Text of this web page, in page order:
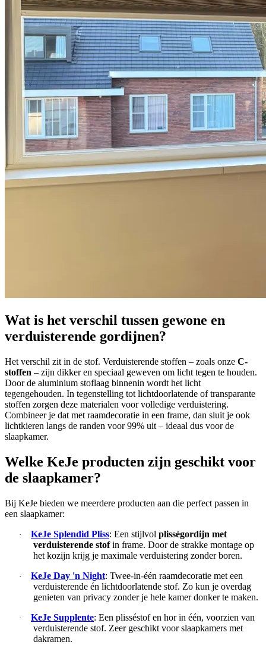
Wat is het verschil tussen gewone en
verduisterende gordijnen?
Het verschil zit in de stof. Verduisterende stoffen – zoals onze C-
stoffen – zijn dikker en speciaal geweven om licht tegen te houden.
Door de aluminium stoflaag binnenin wordt het licht
tegengehouden. In tegenstelling tot lichtdoorlatende of transparante
stoffen zorgen deze materialen voor volledige verduistering.
Combineer je dat met raamdecoratie in een frame, dan sluit je ook
lichtkieren langs de randen voor 99% uit – ideaal dus voor de
slaapkamer.
Welke KeJe producten zijn geschikt voor
de slaapkamer?
Bij KeJe bieden we meerdere producten aan die perfect passen in
een slaapkamer:
· KeJe Splendid Pliss: Een stijlvol plisségordijn met
verduisterende stofin frame. Door de strakke montage op
het kozijn krijg je maximale verduistering zonder boren.
· KeJe Day 'n Night: Twee-in-één raamdecoratie met een
verduisterende én lichtdoorlatende stof. Zo kun je overdag
genieten van privacy zonder je hele kamer donker te maken.
· KeJe Supplente: Een plisséstof en hor in één, voorzien van
verduisterende stof. Zeer geschikt voor slaapkamers met
dakramen.